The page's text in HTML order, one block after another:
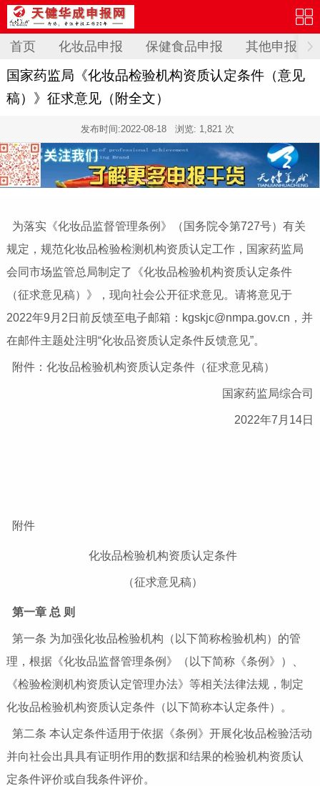
首页 化妆品申报 保健食品申报 其他申报
国家药监局《化妆品检验机构资质认定条件（意见
稿）》征求意见（附全文）
发布时间:2022-08-18 浏览: 1,821 次
为落实《化妆品监督管理条例》（国务院令第727号）有关
规定，规范化妆品检验检测机构资质认定工作，国家药监局
会同市场监管总局制定了《化妆品检验机构资质认定条件
（征求意见稿）》，现向社会公开征求意见。请将意见于
2022年9月2日前反馈至电子邮箱：kgskjc@nmpa.gov.cn，并
在邮件主题处注明“化妆品资质认定条件反馈意见”。
附件：化妆品检验机构资质认定条件（征求意见稿）
国家药监局综合司
2022年7月14日
附件
化妆品检验机构资质认定条件
（征求意见稿）
第一章 总 则
第一条 为加强化妆品检验机构（以下简称检验机构）的管
理，根据《化妆品监督管理条例》（以下简称《条例》）、
《检验检测机构资质认定管理办法》等相关法律法规，制定
化妆品检验机构资质认定条件（以下简称本认定条件）。
第二条 本认定条件适用于依据《条例》开展化妆品检验活动
并向社会出具具有证明作用的数据和结果的检验机构资质认
定条件评价或自我条件评价。